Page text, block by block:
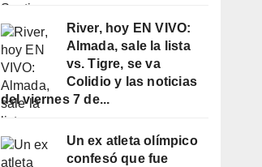
River, hoy EN VIVO:
Almada, sale la lista
vs. Tigre, se va
Colidio y las noticias
del viernes 7 de...
Un ex atleta olímpico
confesó que fue